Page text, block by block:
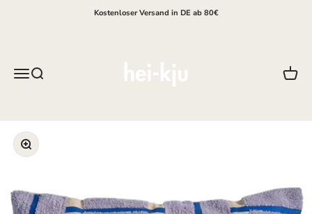
Kostenloser Versand in DE ab 80€
MenüSuche
Bild vergrößern